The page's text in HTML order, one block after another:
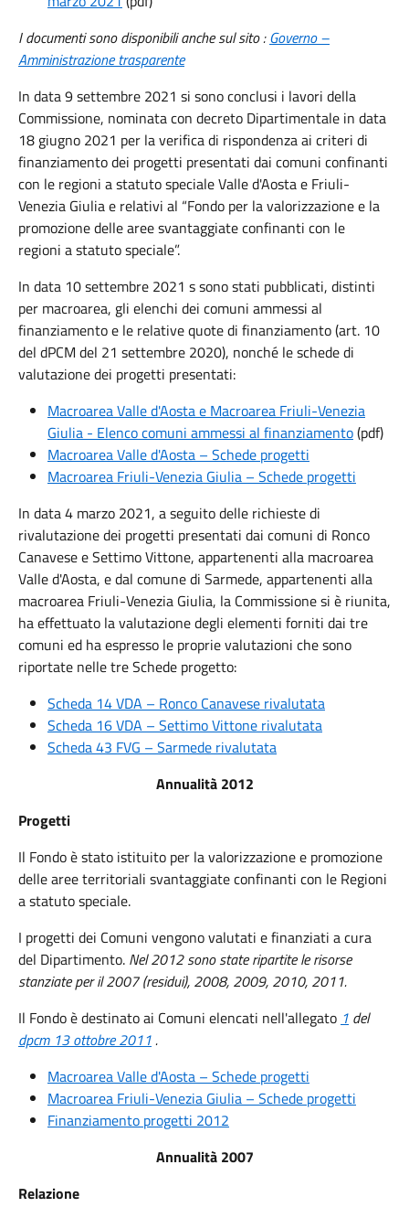
I documenti sono disponibili anche sul sito :Governo –
Amministrazione trasparente
In data 9 settembre 2021 si sono conclusi i lavori della
Commissione, nominata con decreto Dipartimentale in data
18 giugno 2021 per la verifica di rispondenza ai criteri di
finanziamento dei progetti presentati dai comuni confinanti
con le regioni a statuto speciale Valle d'Aosta e Friuli-
Venezia Giulia e relativi al “Fondo per la valorizzazione e la
promozione delle aree svantaggiate confinanti con le
regioni a statuto speciale”.
In data 10 settembre 2021 ssono stati pubblicati, distinti
per macroarea, gli elenchi dei comuni ammessi al
finanziamento e le relative quote di finanziamento (art. 10
del dPCM del 21 settembre 2020), nonché le schede di
valutazione dei progetti presentati:
Macroarea Valle d'Aosta e Macroarea Friuli-Venezia
Giulia - Elenco comuni ammessi al finanziamento(pdf)
Macroarea Valle d'Aosta – Schede progetti
Macroarea Friuli-Venezia Giulia – Schede progetti
In data 4 marzo 2021, a seguito delle richieste di
rivalutazione dei progetti presentati dai comuni di Ronco
Canavese e Settimo Vittone, appartenenti alla macroarea
Valle d'Aosta, e dal comune di Sarmede, appartenenti alla
macroarea Friuli-Venezia Giulia, la Commissione si è riunita,
ha effettuato la valutazione degli elementi forniti dai tre
comuni ed ha espresso le proprie valutazioni che sono
riportate nelle tre Schede progetto:
Scheda 14 VDA – Ronco Canavese rivalutata
Scheda 16 VDA – Settimo Vittone rivalutata
Scheda 43 FVG – Sarmede rivalutata
Annualità 2012
Progetti
Il Fondo è stato istituito per la valorizzazione e promozione
delle aree territoriali svantaggiate confinanti con le Regioni
a statuto speciale.
I progetti dei Comuni vengono valutati e finanziati a cura
del Dipartimento. Nel 2012 sono state ripartite le risorse
stanziate per il 2007 (residui), 2008, 2009, 2010, 2011.
Il Fondo è destinato ai Comuni elencati nell'allegato 1 del
dpcm 13 ottobre 2011.
Macroarea Valle d'Aosta – Schede progetti
Macroarea Friuli-Venezia Giulia – Schede progetti
Finanziamento progetti 2012
Annualità 2007
Relazione